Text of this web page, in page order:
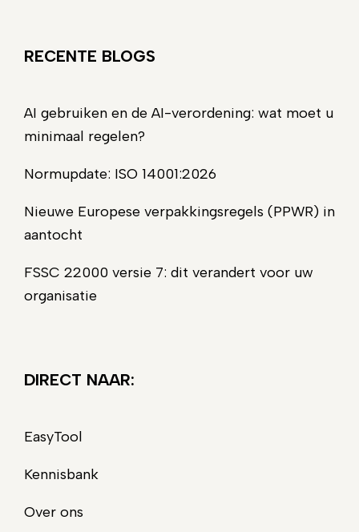
RECENTE BLOGS
AI gebruiken en de AI-verordening: wat moet u
minimaal regelen?
Normupdate: ISO 14001:2026
Nieuwe Europese verpakkingsregels (PPWR) in
aantocht
FSSC 22000 versie 7: dit verandert voor uw
organisatie
DIRECT NAAR:
EasyTool
Kennisbank
Over ons